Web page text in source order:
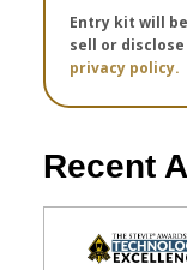
Entry kit will
sell or
privacy policy.
Recent